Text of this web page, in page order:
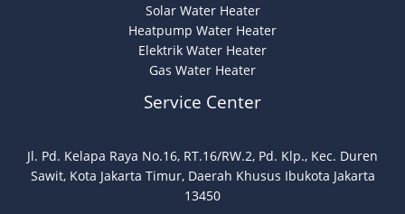
Solar Water Heater
Heatpump Water Heater
Elektrik Water Heater
Gas Water Heater
Service Center
Jl. Pd. Kelapa Raya No.16, RT.16/RW.2, Pd. Klp., Kec. Duren
Sawit, Kota Jakarta Timur, Daerah Khusus Ibukota Jakarta
13450